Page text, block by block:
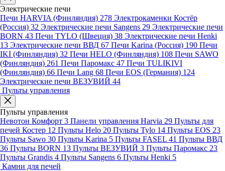
Электрические печи
Печи HARVIA (Финляндия) 278 Электрокаменки Костёр
(Россия) 32 Электрические печи Sangens 29 Электрические печи
BORN 43 Печи TYLO (Швеция) 38 Электрические печи Henki
13 Электрические печи ВВД 67 Печи Karina (Россия) 190 Печи
IKI (Финляндия) 32 Печи HELO (Финляндия) 108 Печи SAWO
(Финляндия) 261 Печи Паромакс 47 Печи TULIKIVI
(Финляндия) 66 Печи Lang 68 Печи EOS (Германия) 124
Электрические печи ВЕЗУВИЙ 44
Пульты управления
Пульты управления
Невотон Комфорт 3 Панели управления Harvia 29 Пульты для
печей Костер 12 Пульты Helo 20 Пульты Tylo 14 Пульты EOS 23
Пульты Sawo 30 Пульты Karina 5 Пульты FASEL 41 Пульты ВВД
36 Пульты BORN 13 Пульты ВЕЗУВИЙ 3 Пульты Паромакс 23
Пульты Grandis 4 Пульты Sangens 6 Пульты Henki 5
Камни для печей